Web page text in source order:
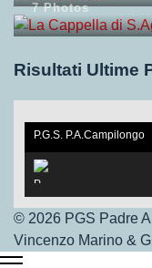
7 Photos
Risultati Ultime
P.G.S. P.A.Campilongo
under 17. V.S Vigor Ros
sano
P.G.S.Under 17
© 2026 PGS Padre
Vincenzo Marino &